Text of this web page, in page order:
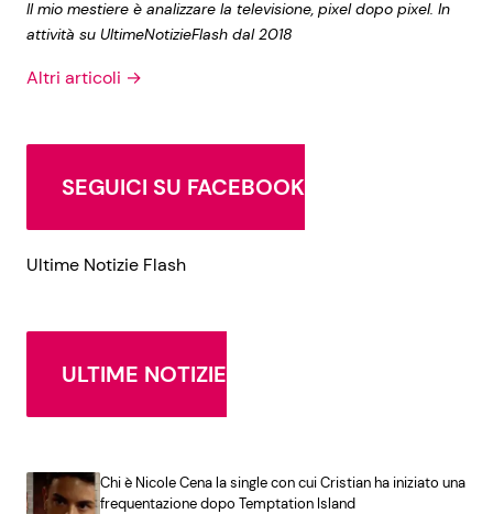
Il mio mestiere è analizzare la televisione, pixel dopo pixel. In
attività su UltimeNotizieFlash dal 2018
Altri articoli →
SEGUICI SU FACEBOOK
Ultime Notizie Flash
ULTIME NOTIZIE
Chi è Nicole Cena la single con cui Cristian ha iniziato una
frequentazione dopo Temptation Island